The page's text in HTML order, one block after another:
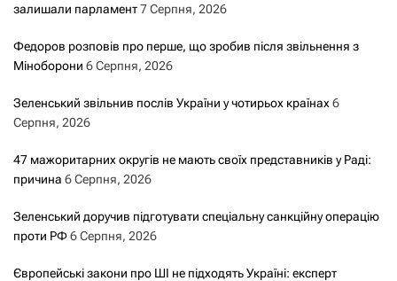
залишали парламент7 Серпня, 2026
Федоров розповів про перше, що зробив після звільнення з
Міноборони 6 Серпня, 2026
Зеленський звільнив послів України у чотирьох країнах 6
Серпня, 2026
47 мажоритарних округів не мають своїх представників у Раді:
причина 6 Серпня, 2026
Зеленський доручив підготувати спеціальну санкційну операцію
проти РФ6 Серпня, 2026
Європейські закони про ШІ не підходять Україні: експерт